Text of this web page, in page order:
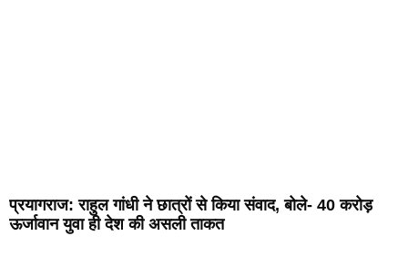
प्रयागराज: राहुल गांधी ने छात्रों से किया संवाद, बोले- 40 करोड़
ऊर्जावान युवा ही देश की असली ताकत